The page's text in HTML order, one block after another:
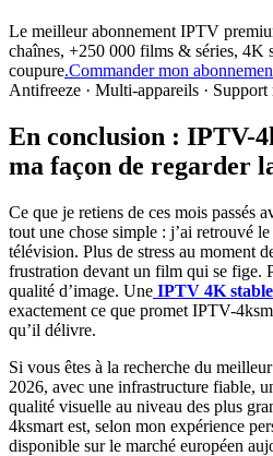
Le meilleur abonnement IPTV
chaînes, +250 000 films & séries, 4K
coupure.Commander mon
Antifreeze · Multi-appareils · Support
En conclusion : IPTV-
ma façon de regarder
Ce que je retiens de ces mois passés
tout une chose simple : j’ai retrouvé
télévision. Plus de stress au moment
frustration devant un film qui se fige.
qualité d’image. Une IPTV 4K
exactement ce que promet IPTV-
qu’il délivre.
Si vous êtes à la recherche du
2026, avec une infrastructure fiable,
qualité visuelle au niveau des plus
4ksmart est, selon mon expérience
disponible sur le marché européen